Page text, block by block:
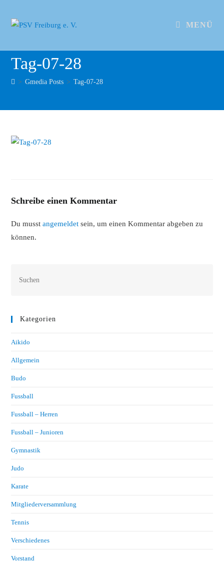
MENÜ
Tag-07-28
> Gmedia Posts > Tag-07-28
Schreibe einen Kommentar
Du musstangemeldet sein, um einen Kommentar abgeben zu
können.
Kategorien
Aikido
Allgemein
Budo
Fussball
Fussball – Herren
Fussball – Junioren
Gymnastik
Judo
Karate
Mitgliederversammlung
Tennis
Verschiedenes
Vorstand